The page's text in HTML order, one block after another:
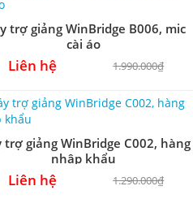
trợ giảng WinBridge B006, mic
cài áo
Liên hệ 1.990.000₫
trợ giảng WinBridge C002, hàng
nhập khẩu
Liên hệ 1.290.000₫